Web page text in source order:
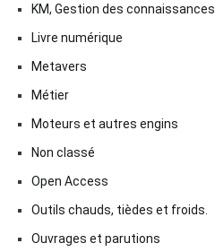
KM, Gestion des connaissances
Livre numérique
Metavers
Métier
Moteurs et autres engins
Non classé
Open Access
Outils chauds, tièdes et froids.
Ouvrages et parutions